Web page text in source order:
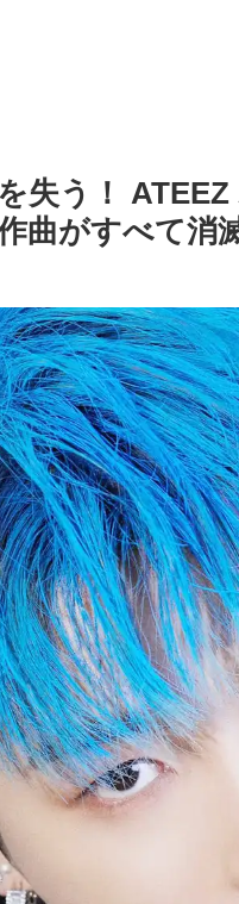
失う！
曲がすべて消